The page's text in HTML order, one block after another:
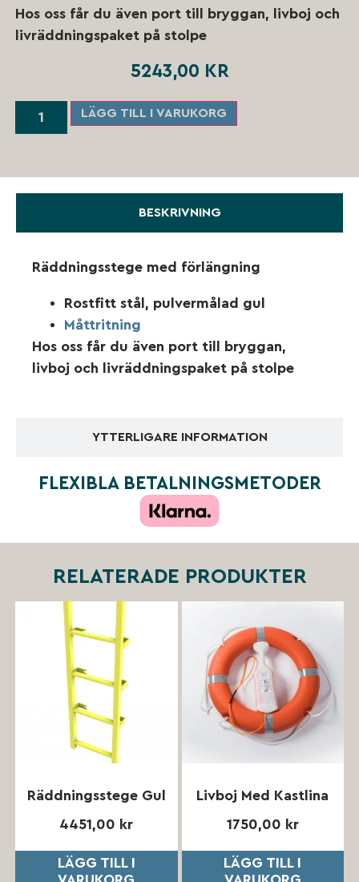
Hos oss får du även port till bryggan, livboj och
livräddningspaket på stolpe
5243,00 KR
LÄGG TILL I VARUKORG
FLEXIBLA BETALNINGSMETODER
BESKRIVNING
YTTERLIGARE INFORMATION
Räddningsstege med förlängning
Rostfitt stål, pulvermålad gul
Måttritning
Hos oss får du även port till bryggan,
livboj och livräddningspaket på stolpe
RELATERADE PRODUKTER
Räddningsstege Gul
4451,00 kr
LÄGG TILL I
Livboj Med Kastlina
1750,00 kr
LÄGG TILL I